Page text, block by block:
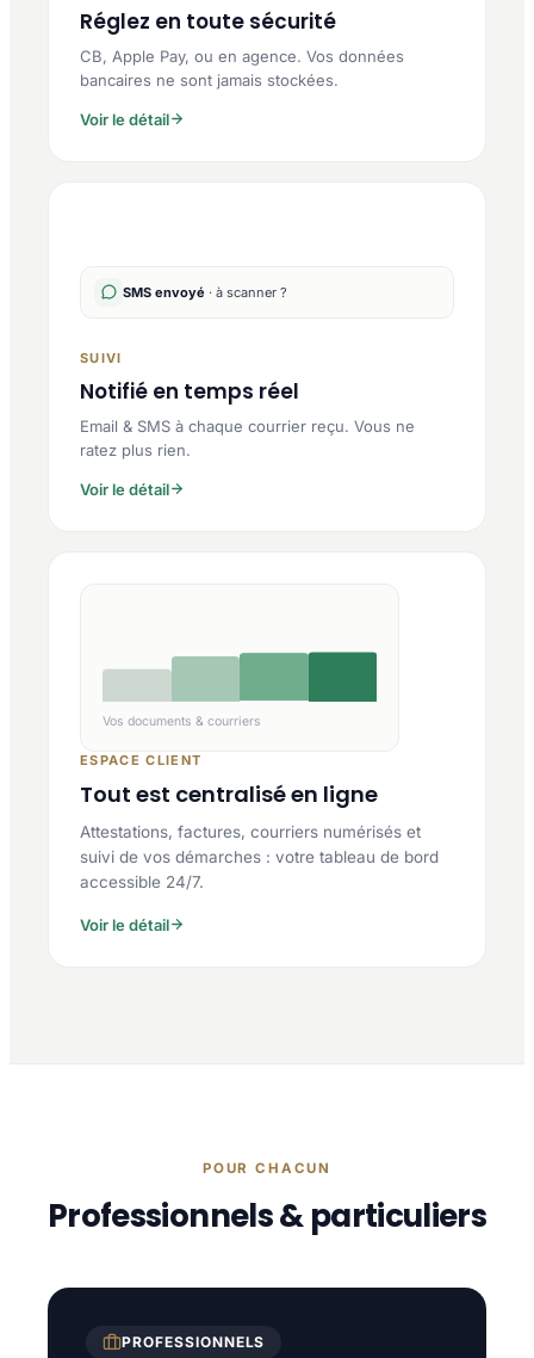
Réglez en toute sécurité
CB, Apple Pay, ou en agence. Vos données
bancaires ne sont jamais stockées.
Voir le détail
SMS envoyé · à scanner ?
SUIVI
Notifié en temps réel
Email & SMS à chaque courrier reçu. Vous ne
ratez plus rien.
Voir le détail
Vos documents & courriers
ESPACE CLIENT
Tout est centralisé en ligne
Attestations, factures, courriers numérisés et
suivi de vos démarches : votre tableau de bord
accessible 24/7.
Voir le détail
POUR CHACUN
Professionnels & particuliers
PROFESSIONNELS